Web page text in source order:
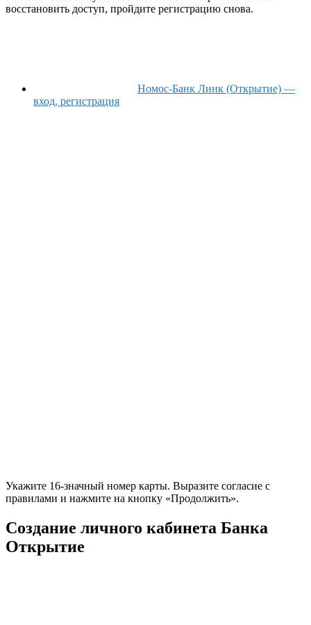
восстановить доступ, пройдите регистрацию снова.
Номос-Банк Линк (Открытие) —
вход, регистрация
Укажите 16-значный номер карты. Выразите согласие с
правилами и нажмите на кнопку «Продолжить».
Создание личного кабинета Банка
Открытие